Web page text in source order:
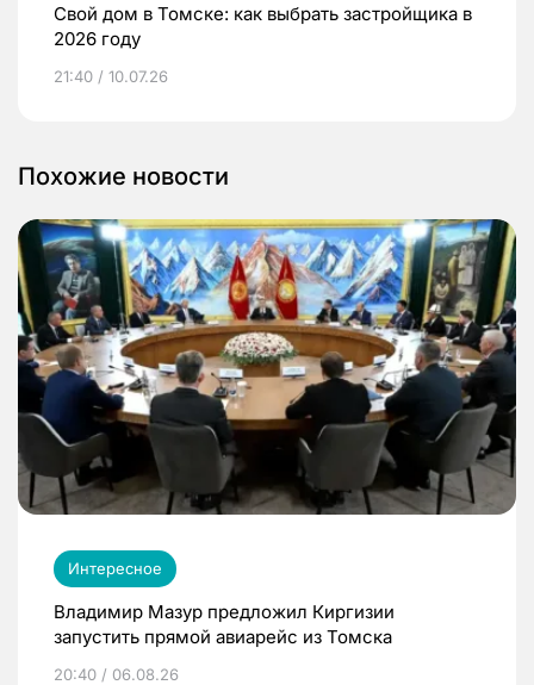
Свой дом в Томске: как выбрать застройщика в
2026 году
21:40 / 10.07.26
Похожие новости
Интересное
Владимир Мазур предложил Киргизии
запустить прямой авиарейс из Томска
20:40 / 06.08.26